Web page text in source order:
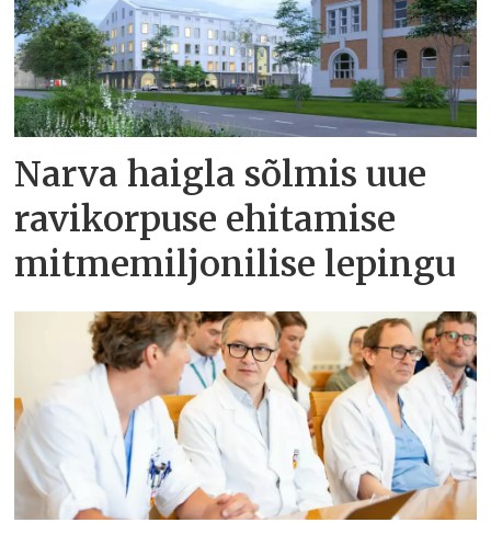
Narva haigla sõlmis uue
ravikorpuse ehitamise
mitmemiljonilise lepingu